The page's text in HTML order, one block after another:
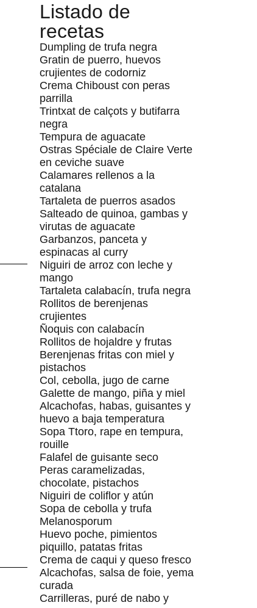
Listado de
recetas
Dumpling de trufa negra
Gratin de puerro, huevos
crujientes de codorniz
Crema Chiboust con peras
parrilla
Trintxat de calçots y butifarra
negra
Tempura de aguacate
Ostras Spéciale de Claire Verte
en ceviche suave
Calamares rellenos a la
catalana
Tartaleta de puerros asados
Salteado de quinoa, gambas y
virutas de aguacate
Garbanzos, panceta y
espinacas al curry
Niguiri de arroz con leche y
mango
Tartaleta calabacín, trufa negra
Rollitos de berenjenas
crujientes
Ñoquis con calabacín
Rollitos de hojaldre y frutas
Berenjenas fritas con miel y
pistachos
Col, cebolla, jugo de carne
Galette de mango, piña y miel
Alcachofas, habas, guisantes y
huevo a baja temperatura
Sopa Ttoro, rape en tempura,
rouille
Falafel de guisante seco
Peras caramelizadas,
chocolate, pistachos
Niguiri de coliflor y atún
Sopa de cebolla y trufa
Melanosporum
Huevo poche, pimientos
piquillo, patatas fritas
Crema de caqui y queso fresco
Alcachofas, salsa de foie, yema
curada
Carrilleras, puré de nabo y